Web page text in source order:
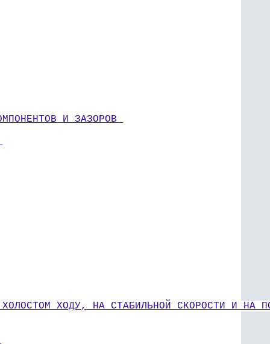
И ЗАЗОРОВ
ХОДУ, НА СТАБИЛЬНОЙ СКОРОСТИ И НА